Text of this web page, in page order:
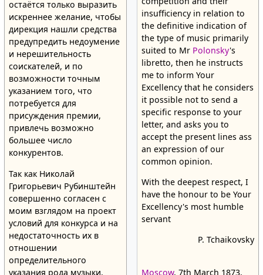
остаётся только выразить
искреннее желание, чтобы
дирекция нашли средства
предупредить недоумение
и нерешительность
соискателей, и по
возможности точным
указанием того, что
потребуется для
присуждения премии,
привлечь возможно
большее число
конкурентов.
Так как Николай
Григорьевич Рубинштейн
совершенно согласен с
моим взглядом на проект
условий для конкурса и на
недостаточность их в
отношении
определительного
указания рода музыки,
insufficiency in relation to
the definitive indication of
the type of music primarily
suited to Mr Polonsky's
libretto, then he instructs
me to inform Your
Excellency that he considers
it possible not to send a
specific response to your
letter, and asks you to
accept the present lines ass
an expression of our
common opinion.
With the deepest respect, I
have the honour to be Your
Excellency's most humble
servant
P. Tchaikovsky
Moscow, 7th March 1873.